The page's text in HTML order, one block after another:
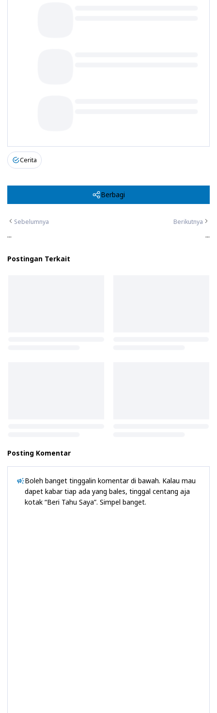
Cerita
Berbagi
Sebelumnya
...
Berikutnya
...
Postingan Terkait
Posting Komentar
Boleh banget tinggalin komentar di bawah. Kalau mau
dapet kabar tiap ada yang bales, tinggal centang aja
kotak “Beri Tahu Saya”. Simpel banget.